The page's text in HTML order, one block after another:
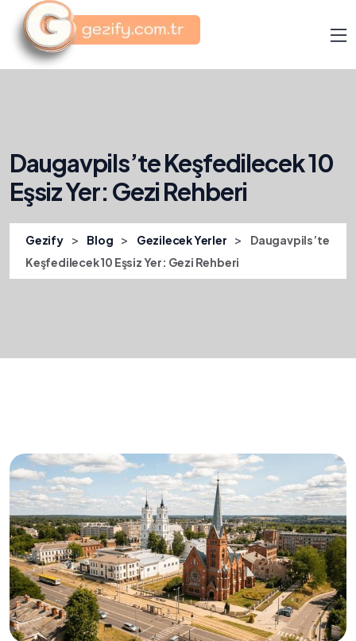
Daugavpils’te Keşfedilecek 10
Eşsiz Yer: Gezi Rehberi
Gezify > Blog > Gezilecek Yerler >
Daugavpils’te
Keşfedilecek 10 Eşsiz Yer: Gezi Rehberi